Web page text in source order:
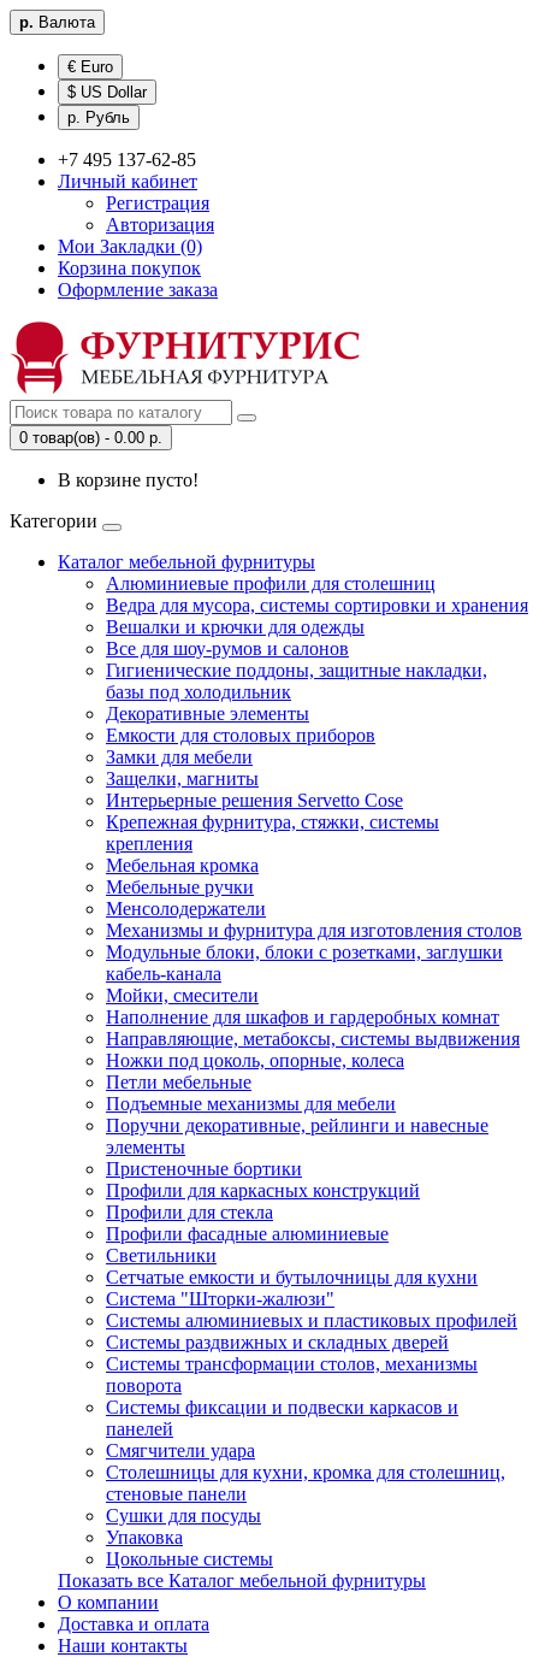
р. Валюта
€ Euro
$ US Dollar
р. Рубль
+7 495 137-62-85
Личный кабинет
Регистрация
Авторизация
Мои Закладки (0)
Корзина покупок
Оформление заказа
0 товар(ов) - 0.00 р.
В корзине пусто!
Категории
Каталог мебельной фурнитуры
Алюминиевые профили для столешниц
Ведра для мусора, системы сортировки и хранения
Вешалки и крючки для одежды
Все для шоу-румов и салонов
Гигиенические поддоны, защитные накладки,
базы под холодильник
Декоративные элементы
Емкости для столовых приборов
Замки для мебели
Защелки, магниты
Интерьерные решения Servetto Cose
Крепежная фурнитура, стяжки, системы
крепления
Мебельная кромка
Мебельные ручки
Менсолодержатели
Механизмы и фурнитура для изготовления столов
Модульные блоки, блоки с розетками, заглушки
кабель-канала
Мойки, смесители
Наполнение для шкафов и гардеробных комнат
Направляющие, метабоксы, системы выдвижения
Ножки под цоколь, опорные, колеса
Петли мебельные
Подъемные механизмы для мебели
Поручни декоративные, рейлинги и навесные
элементы
Пристеночные бортики
Профили для каркасных конструкций
Профили для стекла
Профили фасадные алюминиевые
Светильники
Сетчатые емкости и бутылочницы для кухни
Система "Шторки-жалюзи"
Системы алюминиевых и пластиковых профилей
Системы раздвижных и складных дверей
Системы трансформации столов, механизмы
поворота
Системы фиксации и подвески каркасов и
панелей
Смягчители удара
Столешницы для кухни, кромка для столешниц,
стеновые панели
Сушки для посуды
Упаковка
Цокольные системы
Показать все Каталог мебельной фурнитуры
О компании
Доставка и оплата
Наши контакты